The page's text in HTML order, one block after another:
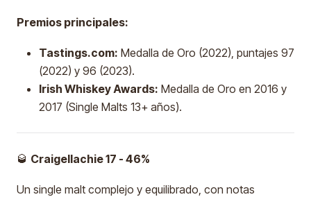
Premios principales:
Tastings.com: Medalla de Oro (2022), puntajes 97
(2022) y 96 (2023).
Irish Whiskey Awards: Medalla de Oro en 2016 y
2017 (Single Malts 13+ años).
🥃 Craigellachie 17 - 46%
Un single malt complejo y equilibrado, con notas